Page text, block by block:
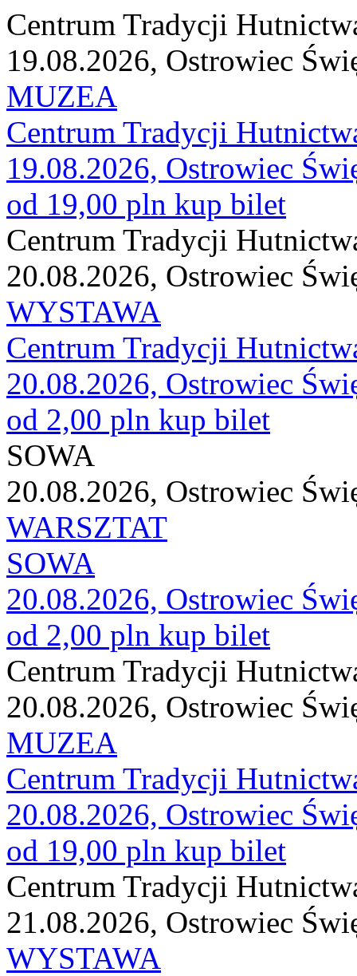
Centrum Tradycji
19.08.2026, Ostrowiec
MUZEA
Centrum Tradycji
19.08.2026, Ostrowiec
od 19,00 pln kup bilet
Centrum Tradycji
20.08.2026, Ostrowiec
WYSTAWA
Centrum Tradycji
20.08.2026, Ostrowiec
od 2,00 pln kup bilet
SOWA
20.08.2026, Ostrowiec
WARSZTAT
SOWA
20.08.2026, Ostrowiec
od 2,00 pln kup bilet
Centrum Tradycji
20.08.2026, Ostrowiec
MUZEA
Centrum Tradycji
20.08.2026, Ostrowiec
od 19,00 pln kup bilet
Centrum Tradycji
21.08.2026, Ostrowiec
WYSTAWA